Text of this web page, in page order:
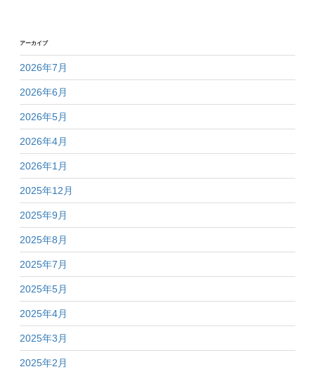
アーカイブ
2026年7月
2026年6月
2026年5月
2026年4月
2026年1月
2025年12月
2025年9月
2025年8月
2025年7月
2025年5月
2025年4月
2025年3月
2025年2月